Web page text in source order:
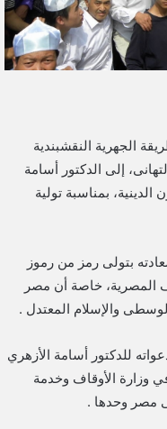
الجهرية النقشبندية
إلى الدكتور أسامة
بمناسبة تولية
بتولى رمز من رموز
المصرية، خاصة أن مصر
والإسلام المعتدل .
للدكتور أسامة الأزهري
وزارة الأوقاف وخدمة
مصر وحدها .